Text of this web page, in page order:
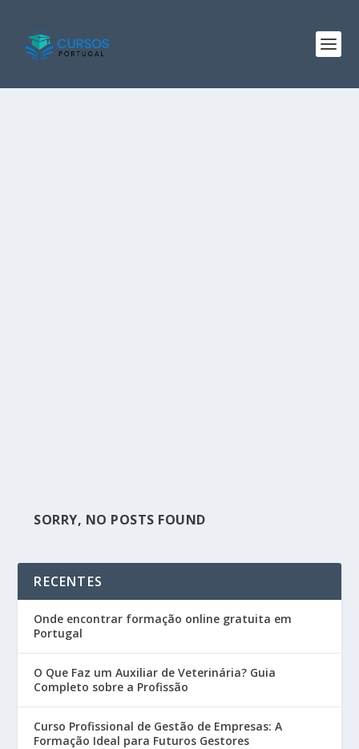
SORRY, NO POSTS FOUND
RECENTES
Onde encontrar formação online gratuita em
Portugal
O Que Faz um Auxiliar de Veterinária? Guia
Completo sobre a Profissão
Curso Profissional de Gestão de Empresas: A
Formação Ideal para Futuros Gestores